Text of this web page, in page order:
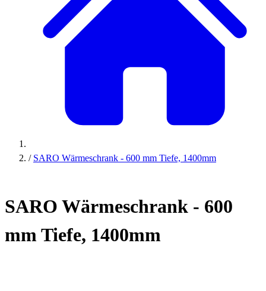
/ SARO Wärmeschrank - 600 mm Tiefe, 1400mm
SARO Wärmeschrank - 600
mm Tiefe, 1400mm